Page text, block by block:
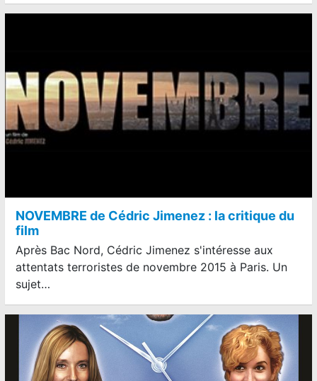
NOVEMBRE de Cédric Jimenez : la critique du
film
Après Bac Nord, Cédric Jimenez s'intéresse aux
attentats terroristes de novembre 2015 à Paris. Un
sujet…